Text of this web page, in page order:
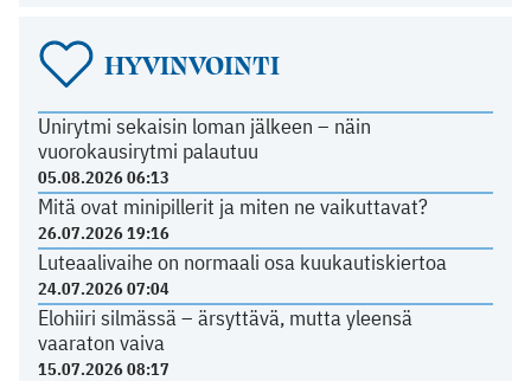
HYVINVOINTI
Unirytmi sekaisin loman jälkeen – näin
vuorokausirytmi palautuu
05.08.2026 06:13
Mitä ovat minipillerit ja miten ne vaikuttavat?
26.07.2026 19:16
Luteaalivaihe on normaali osa kuukautiskiertoa
24.07.2026 07:04
Elohiiri silmässä – ärsyttävä, mutta yleensä
vaaraton vaiva
15.07.2026 08:17